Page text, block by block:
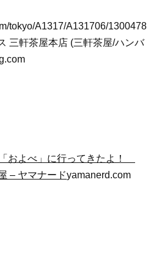
tokyo/A1317/A131706/1300478
三軒茶屋本店 (三軒茶屋/ハンバ
およべ」に行ってきたよ！
– ヤマナードyamanerd.com